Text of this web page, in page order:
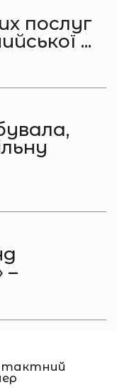
послуг
...
–